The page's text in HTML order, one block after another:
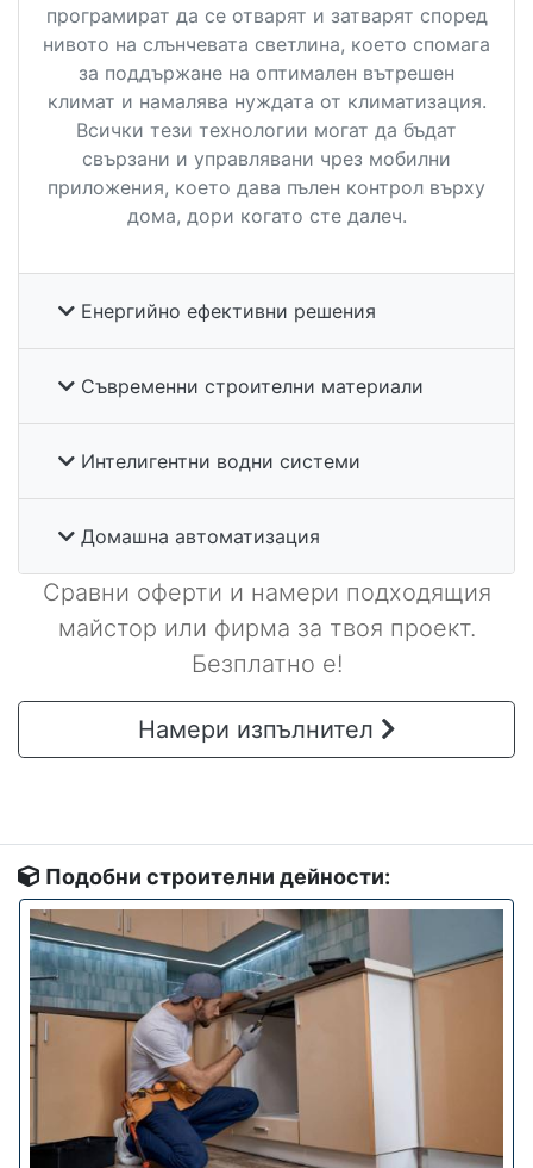
програмират да се отварят и затварят според
нивото на слънчевата светлина, което спомага
за поддържане на оптимален вътрешен
климат и намалява нуждата от климатизация.
Всички тези технологии могат да бъдат
свързани и управлявани чрез мобилни
приложения, което дава пълен контрол върху
дома, дори когато сте далеч.
Енергийно ефективни решения
Съвременни строителни материали
Интелигентни водни системи
Домашна автоматизация
Сравни оферти и намери подходящия
майстор или фирма за твоя проект.
Безплатно е!
Намери изпълнител
Подобни строителни дейности: